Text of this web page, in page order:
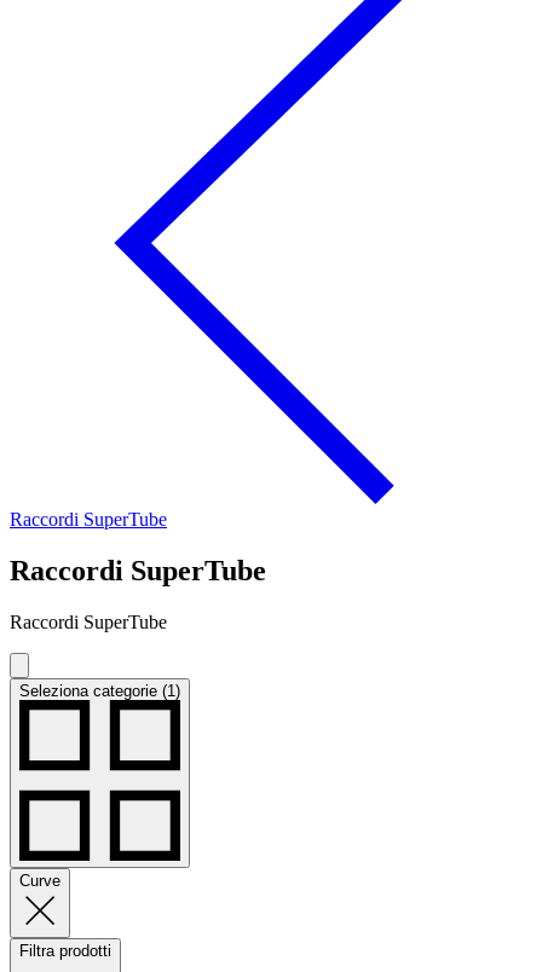
Raccordi SuperTube
Raccordi SuperTube
Raccordi SuperTube
Seleziona categorie (1)
Curve
Filtra prodotti